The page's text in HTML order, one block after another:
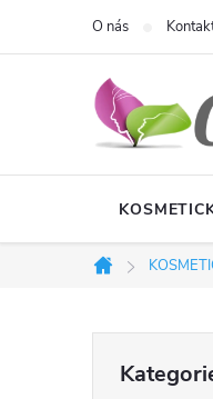
O nás
Domů
kategorie